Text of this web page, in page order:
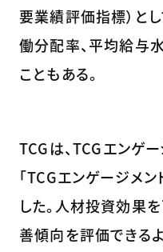
要業績評価指標）と
働分配率、平均給与
こともある。
TCGは、TCGエンゲ
「TCGエンゲージメ
した。人材投資効果
善傾向を評価できる